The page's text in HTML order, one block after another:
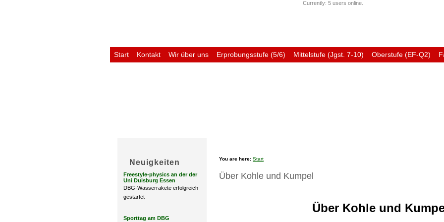
Currently: 5 users online.
Start Kontakt Wir über uns Erprobungsstufe (5/6) Mittelstufe (Jgst. 7-10) Oberstufe (EF-Q2)
Neuigkeiten
Freestyle-physics an der der
Uni Duisburg Essen
DBG-Wasserrakete erfolgreich
gestartet
Sporttag am DBG
You are here: Start
Über Kohle und Kumpel
Über Kohle und